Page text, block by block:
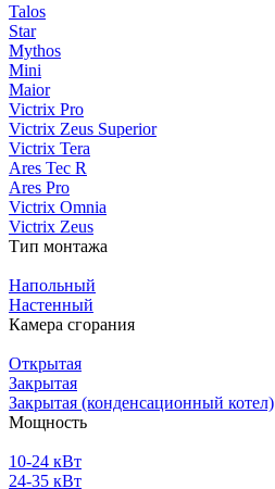
Talos
Star
Mythos
Mini
Maior
Victrix Pro
Victrix Zeus Superior
Victrix Tera
Ares Tec R
Ares Pro
Victrix Omnia
Victrix Zeus
Тип монтажа
Напольный
Настенный
Камера сгорания
Открытая
Закрытая
Закрытая (конденсационный котел)
Мощность
10-24 кВт
24-35 кВт